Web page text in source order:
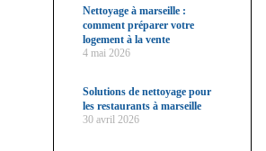
Nettoyage à marseille :
comment préparer votre
logement à la vente
4 mai 2026
Solutions de nettoyage pour
les restaurants à marseille
30 avril 2026